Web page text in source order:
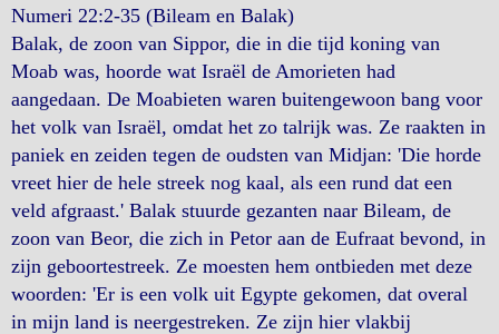
Numeri 22:2-35 (Bileam en Balak)
Balak, de zoon van Sippor, die in die tijd koning van
Moab was, hoorde wat Israël de Amorieten had
aangedaan. De Moabieten waren buitengewoon bang voor
het volk van Israël, omdat het zo talrijk was. Ze raakten in
paniek en zeiden tegen de oudsten van Midjan: 'Die horde
vreet hier de hele streek nog kaal, als een rund dat een
veld afgraast.' Balak stuurde gezanten naar Bileam, de
zoon van Beor, die zich in Petor aan de Eufraat bevond, in
zijn geboortestreek. Ze moesten hem ontbieden met deze
woorden: 'Er is een volk uit Egypte gekomen, dat overal
in mijn land is neergestreken. Ze zijn hier vlakbij